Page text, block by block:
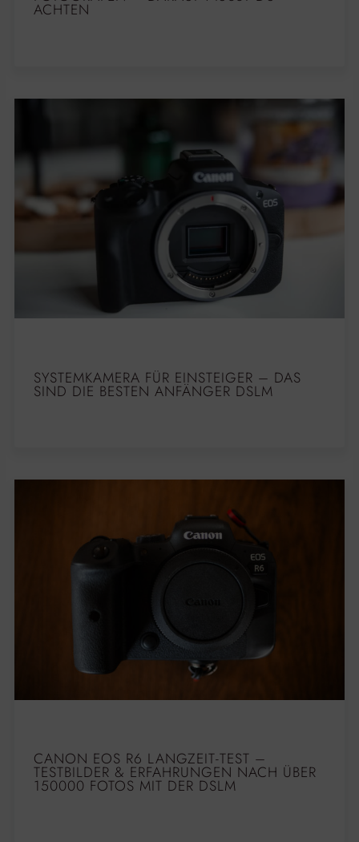
ACHTEN
SYSTEMKAMERA FÜR EINSTEIGER – DAS
SIND DIE BESTEN ANFÄNGER DSLM
CANON EOS R6 LANGZEIT-TEST –
TESTBILDER & ERFAHRUNGEN NACH ÜBER
150000 FOTOS MIT DER DSLM